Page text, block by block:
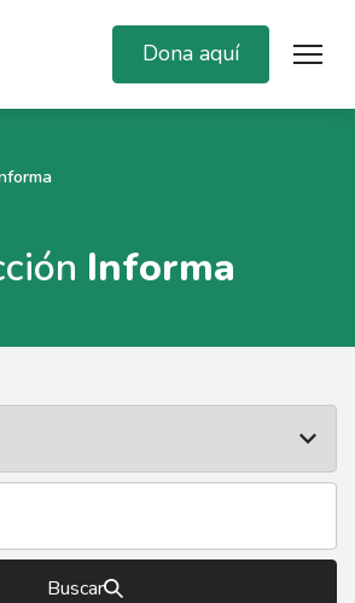
Dona aquí
Informa
Buscar